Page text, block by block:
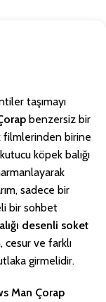
taşımayı
benzersiz bir
filmlerinden birine
köpek balığı
sadece bir
bir sohbet
desenli soket
cesur ve farklı
girmelidir.
Man Çorap